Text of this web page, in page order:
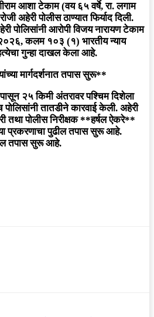
आशा टेकाम (वय ६५ वर्षे, रा. लगाम
अहेरी पोलीस ठाण्यात फिर्याद दिली.
पोलिसांनी आरोपी विजय नारायण टेकाम
कलम १०३ (१) भारतीय न्याय
गुन्हा दाखल केला आहे.
मार्गदर्शनात तपास सुरू**
२५ किमी अंतरावर पश्चिम दिशेला
तातडीने कारवाई केली. अहेरी
तथा पोलीस निरीक्षक **हर्षल ऐकरे**
या प्रकरणाचा पुढील तपास सुरू आहे.
तपास सुरू आहे.